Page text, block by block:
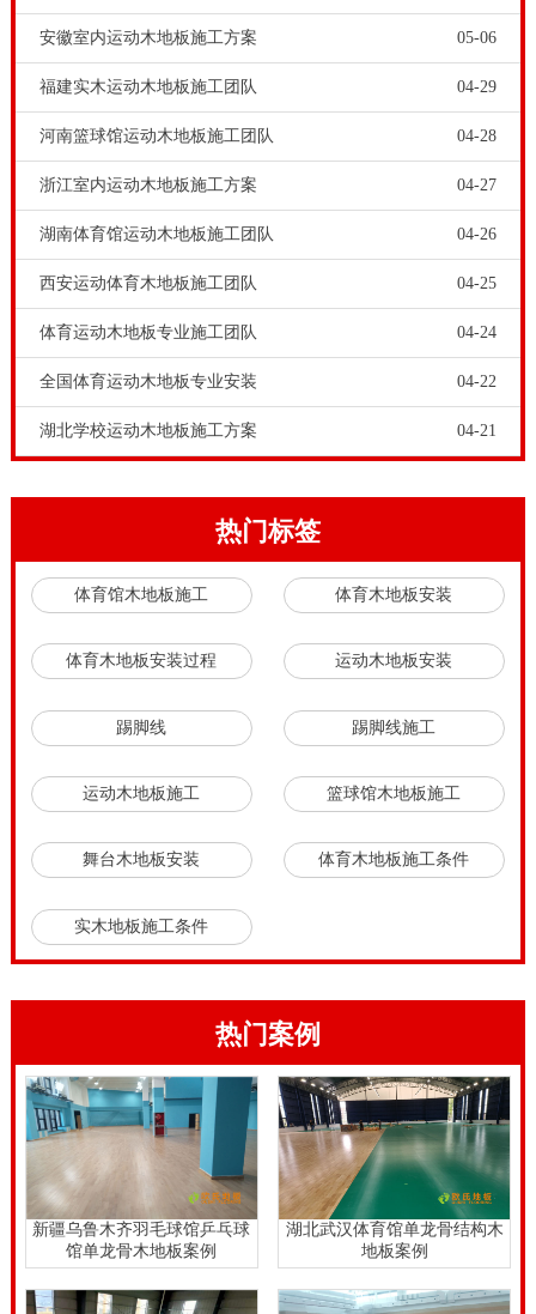
我国运动木地板企业，体育运动木地板的原材料主要都
是来自中国东北原始森林和俄罗斯原始森林。运动木地
地板厂家，还在我国东北和俄罗斯远东地区建有木材存
储基地，保证了公司原材料的及时供应和批量供应市场
选材的实木体育运动木地板，从源头上保障了运动木地
板的专业质量。篮球木地板价格
-20厚舞台木地板施工工
艺有哪些，品牌运动木地板厂家不仅一直坚持选择优质
原木进行生产，还希望能够与国内外*秀的体育项目投
资商、施工建设商、规划设计商、设备供应商和体育运
工方面出一份微薄之力，从而构造**、安全、专业的运
动服务平台，使体育场馆成为满足篮球、舞蹈、瑜伽等
多种运动需求的体育综合体。
运动木地板面板要求是纯实木材料。由于实木种类很
多，所以运动木地板面板材料选也多。一般体育运动木
地板面板材料有枫木，桦木，柞木，榉木，松木等等，
格也会有差距，A级的面板会比B级的贵一些，进口面
体情况来定。实木运动地板
色差和自然生长环境有很大
关系。实木运动地板的生产原木材料，其生长受多种自
然因素的影响。当树苗破土而出，阳光的不同方向的照
对会对这棵树的纹理成长带来一定的影响。20厚舞台木
地板施工工艺有哪些。
20厚舞台木地板施工工艺有哪些，面板材质决定了实木
运动地板价格。一般市场上面板材质有枫木A级、枫木
B级、枫桦木、柞木、松木、曲柳木等等多种材质，不
同材质不价格。就是同一树种，由于产地不同，原木质
量也不一样，当然价格也不一样。我国的面板实木多来
自东北地区，也有从北美，俄罗斯远东地区，以及东南
安徽室内运动木地板施工方案 05-06
福建实木运动木地板施工团队 04-29
河南篮球馆运动木地板施工团队 04-28
浙江室内运动木地板施工方案 04-27
湖南体育馆运动木地板施工团队 04-26
西安运动体育木地板施工团队 04-25
体育运动木地板专业施工团队 04-24
全国体育运动木地板专业安装 04-22
湖北学校运动木地板施工方案 04-21
热门标签
体育馆木地板施工 体育木地板安装
体育木地板安装过程 运动木地板安装
踢脚线 踢脚线施工
运动木地板施工 篮球馆木地板施工
舞台木地板安装 体育木地板施工条件
实木地板施工条件
热门案例
新疆乌鲁木齐羽毛球馆乒乓球
馆单龙骨木地板案例
湖北武汉体育馆单龙骨结构木
地板案例